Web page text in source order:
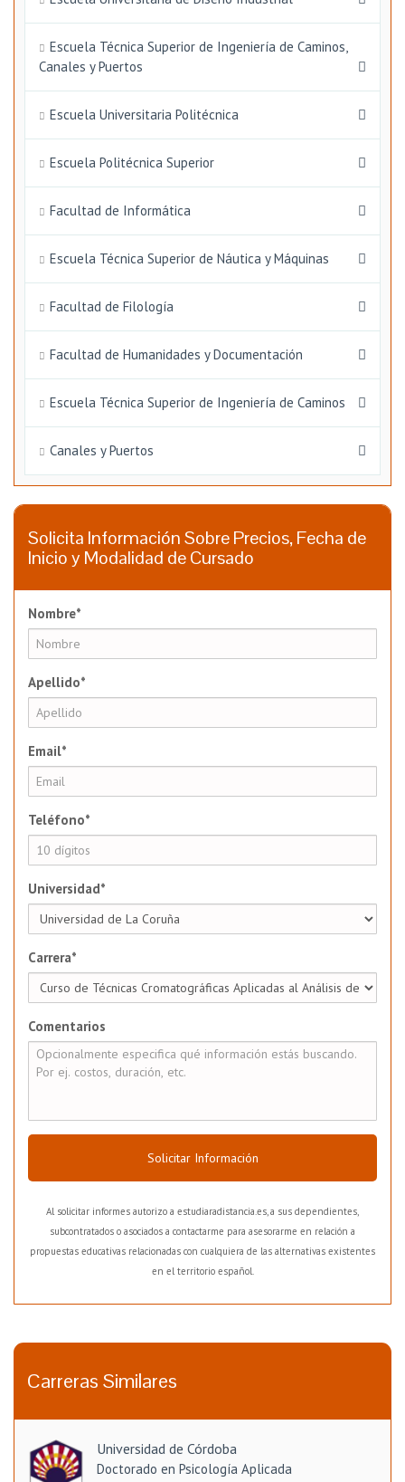
Escuela Técnica Superior de Ingeniería de Caminos,
Canales y Puertos
Escuela Universitaria Politécnica
Escuela Politécnica Superior
Facultad de Informática
Escuela Técnica Superior de Náutica y Máquinas
Facultad de Filología
Facultad de Humanidades y Documentación
Escuela Técnica Superior de Ingeniería de Caminos
Canales y Puertos
Solicita Información Sobre Precios, Fecha de
Inicio y Modalidad de Cursado
Nombre*
Apellido*
Email*
Teléfono*
Universidad*
Carrera*
Comentarios
Solicitar Información
Al solicitar informes autorizo a estudiaradistancia.es, a sus dependientes,
subcontratados o asociados a contactarme para asesorarme en relación a
propuestas educativas relacionadas con cualquiera de las alternativas existentes
en el territorio español.
Carreras Similares
Universidad de Córdoba
Doctorado en Psicología Aplicada